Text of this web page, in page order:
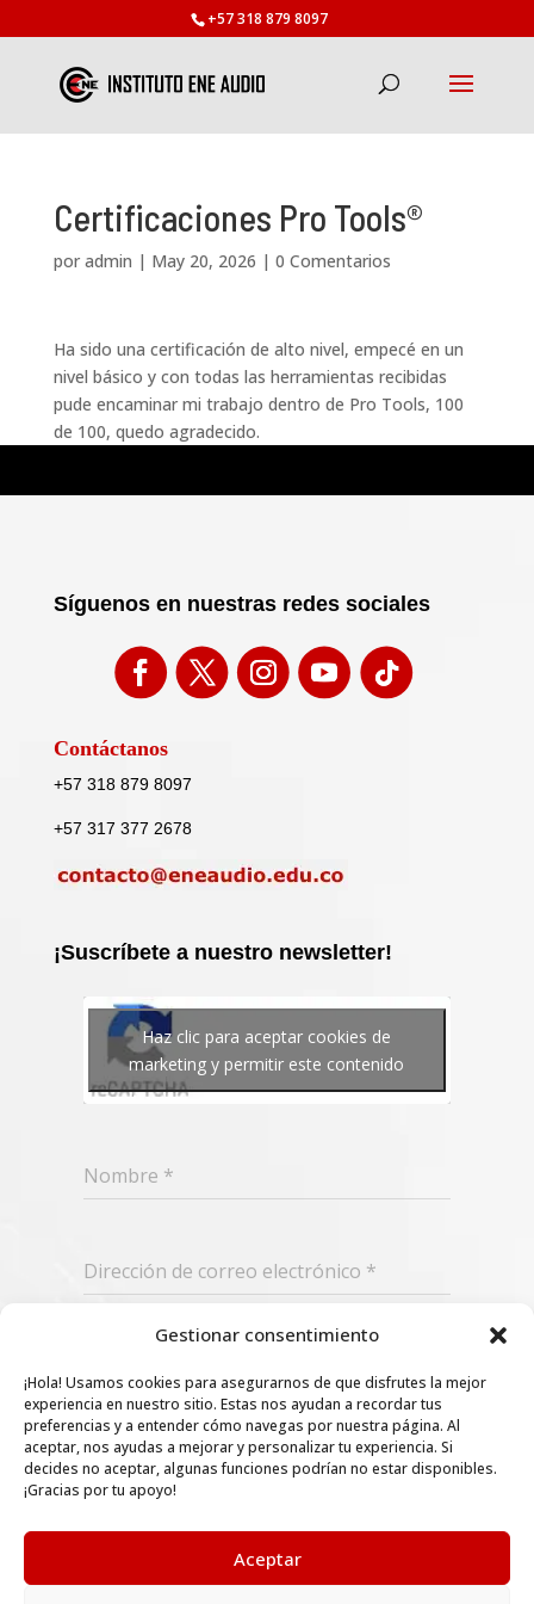
Gestionar consentimiento
¡Hola! Usamos cookies para asegurarnos de que disfrutes la mejor
experiencia en nuestro sitio. Estas nos ayudan a recordar tus
preferencias y a entender cómo navegas por nuestra página. Al
aceptar, nos ayudas a mejorar y personalizar tu experiencia. Si
decides no aceptar, algunas funciones podrían no estar disponibles.
¡Gracias por tu apoyo!
Aceptar
+57 318 879 8097
Certificaciones Pro Tools®
por admin | May 20, 2026 | 0 Comentarios
Ha sido una certificación de alto nivel, empecé en un
nivel básico y con todas las herramientas recibidas
pude encaminar mi trabajo dentro de Pro Tools, 100
de 100, quedo agradecido.
Síguenos en nuestras redes sociales
Contáctanos
+57 318 879 8097
+57 317 377 2678
¡Suscríbete a nuestro newsletter!
Haz clic para aceptar cookies de
marketing y permitir este contenido
Nombre *
Dirección de correo electrónico *
Suscribir